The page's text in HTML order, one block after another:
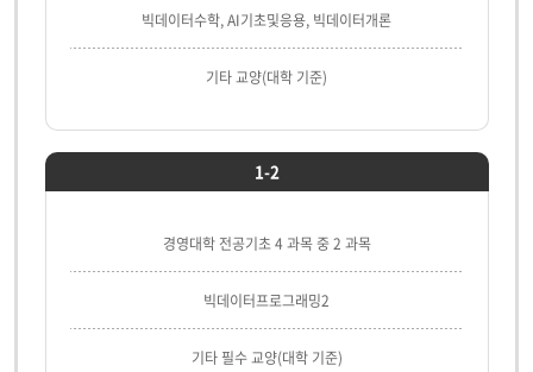
빅데이터수학, AI기초및응용, 빅데이터개론
기타 교양(대학 기준)
1-2
경영대학 전공기초 4 과목 중 2 과목
빅데이터프로그래밍2
기타 필수 교양(대학 기준)